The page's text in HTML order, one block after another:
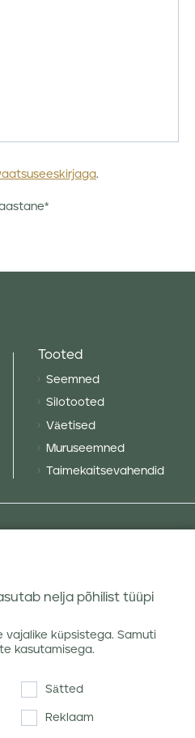
.
Tooted
Seemned
Silotooted
Väetised
Muruseemned
Taimekaitsevahendid
nelja põhilist tüüpi
vajalike küpsistega. Samuti
kasutamisega.
Sätted
Reklaam